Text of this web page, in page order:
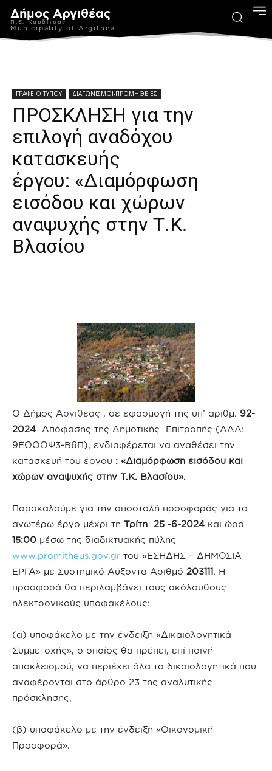
Δήμος Αργιθέας
Π.Ε. Καρδίτσας
Municipality of Argithea
ΓΡΑΦΕΙΟ ΤΥΠΟΥ ΔΙΑΓΩΝΙΣΜΟΙ-ΠΡΟΜΗΘΕΙΕΣ
ΠΡΟΣΚΛΗΣΗ για την
επιλογή αναδόχου
κατασκευής
έργου: «Διαμόρφωση
εισόδου και χώρων
αναψυχής στην Τ.Κ.
Βλασίου
Ο Δήμος Αργιθεας , σε εφαρμογή της υπ’ αριθμ. 92-
2024 Απόφασης της Δημοτικής Επιτροπής (ΑΔΑ:
9ΕΟΟΩΨ3-Β6Π), ενδιαφέρεται να αναθέσει την
κατασκευή του έργου : «Διαμόρφωση εισόδου και
χώρων αναψυχής στην Τ.Κ. Βλασίου».
Παρακαλούμε για την αποστολή προσφοράς για το
ανωτέρω έργο μέχρι τη Τρίτη 25 -6-2024 και ώρα
15:00 μέσω της διαδικτυακής πύλης
www.promitheus.gov.gr του «ΕΣΗΔΗΣ – ΔΗΜΟΣΙΑ
ΕΡΓΑ» με Συστημικό Αύξοντα Αριθμό 203111. Η
προσφορά θα περιλαμβάνει τους ακόλουθους
ηλεκτρονικούς υποφακέλους:
(α) υποφάκελο με την ένδειξη «Δικαιολογητικά
Συμμετοχής», ο οποίος θα πρέπει, επί ποινή
αποκλεισμού, να περιέχει όλα τα δικαιολογητικά που
αναφέρονται στο άρθρο 23 της αναλυτικής
πρόσκλησης,
(β) υποφάκελο με την ένδειξη «Οικονομική
Προσφορά».